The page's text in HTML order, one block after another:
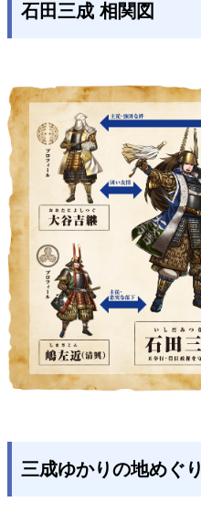
石田三成 相関図
三成ゆかりの地めぐり